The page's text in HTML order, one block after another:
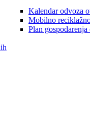
Kalendar odvoza
Mobilno
Plan gospodarenja